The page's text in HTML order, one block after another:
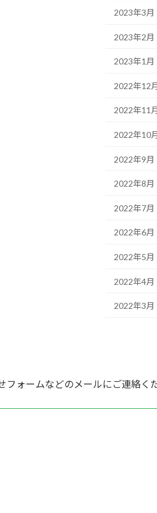
2023年3月
2023年2月
2023年1月
2022年12
2022年11
2022年10
2022年9月
2022年8月
2022年7月
2022年6月
2022年5月
2022年4月
2022年3月
ォームなどのメールにご連絡く